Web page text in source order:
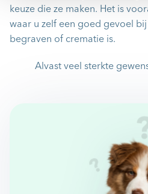
keuze die ze maken. Het is
waar u zelf een goed gevoel
begraven of crematie is.
Alvast veel sterkte